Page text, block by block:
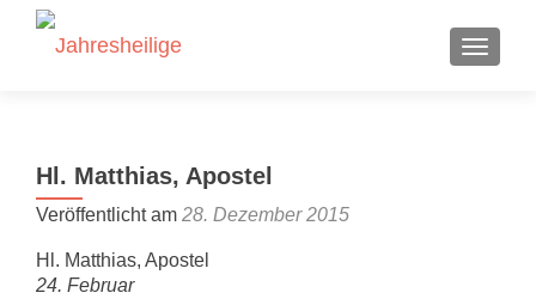
Hl. Matthias, Apostel
Veröffentlicht am 28. Dezember 2015
Hl. Matthias, Apostel
24. Februar